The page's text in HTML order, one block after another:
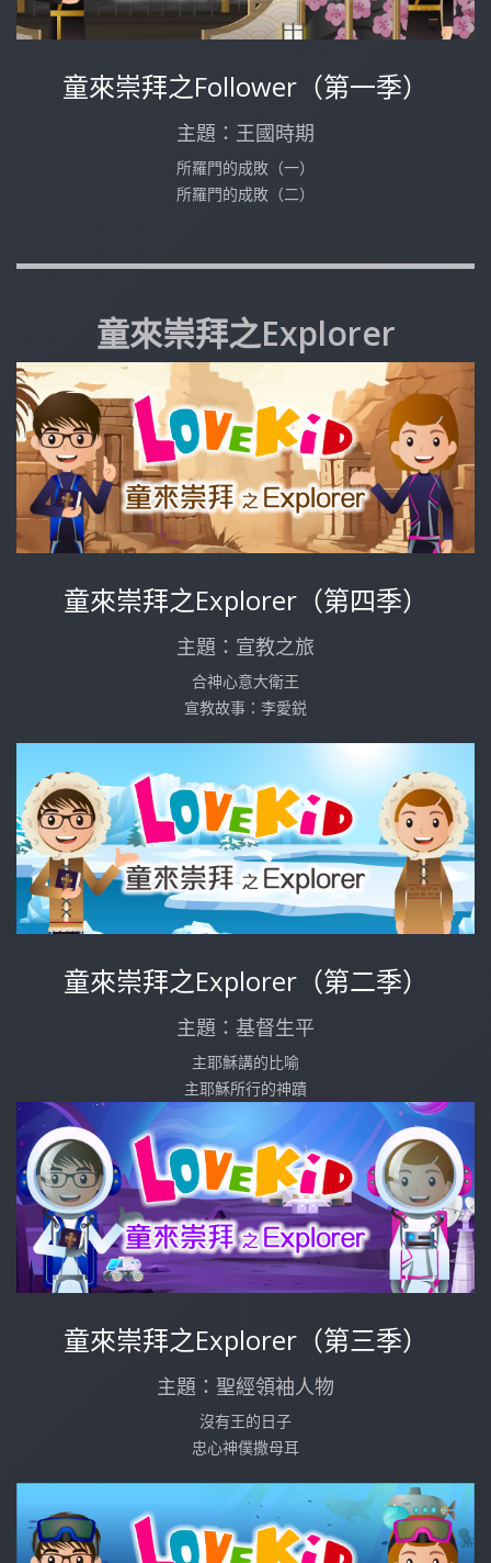
童來崇拜之Follower（第一季）
主題：王國時期
所羅門的成敗（一）
所羅門的成敗（二）
童來崇拜之Explorer
童來崇拜之Explorer（第四季）
主題：宣教之旅
合神心意大衛王
宣教故事：李愛鋭
童來崇拜之Explorer（第二季）
主題：基督生平
主耶穌講的比喻
主耶穌所行的神蹟
童來崇拜之Explorer（第三季）
主題：聖經領袖人物
沒有王的日子
忠心神僕撒母耳